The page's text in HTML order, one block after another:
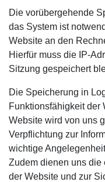
Die vorübergehende
das System ist
Website an den
Hierfür muss die IP-
Sitzung gespeichert
Die Speicherung in
Funktionsfähigkeit der
Website wird von uns
Verpflichtung zur
wichtige
Zudem dienen uns die
der Website und zur